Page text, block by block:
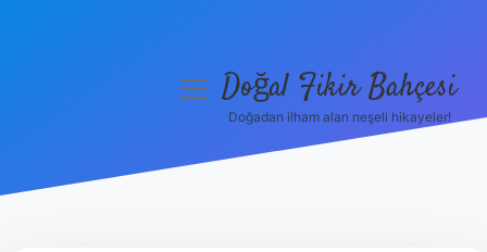
menüyüDoğal Fikir Bahçesi
Doğadan ilham alan neşeli hikayeler!